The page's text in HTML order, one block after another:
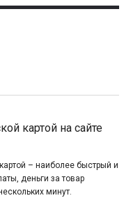
картой на сайте
– наиболее быстрый и
деньги за товар
минут.